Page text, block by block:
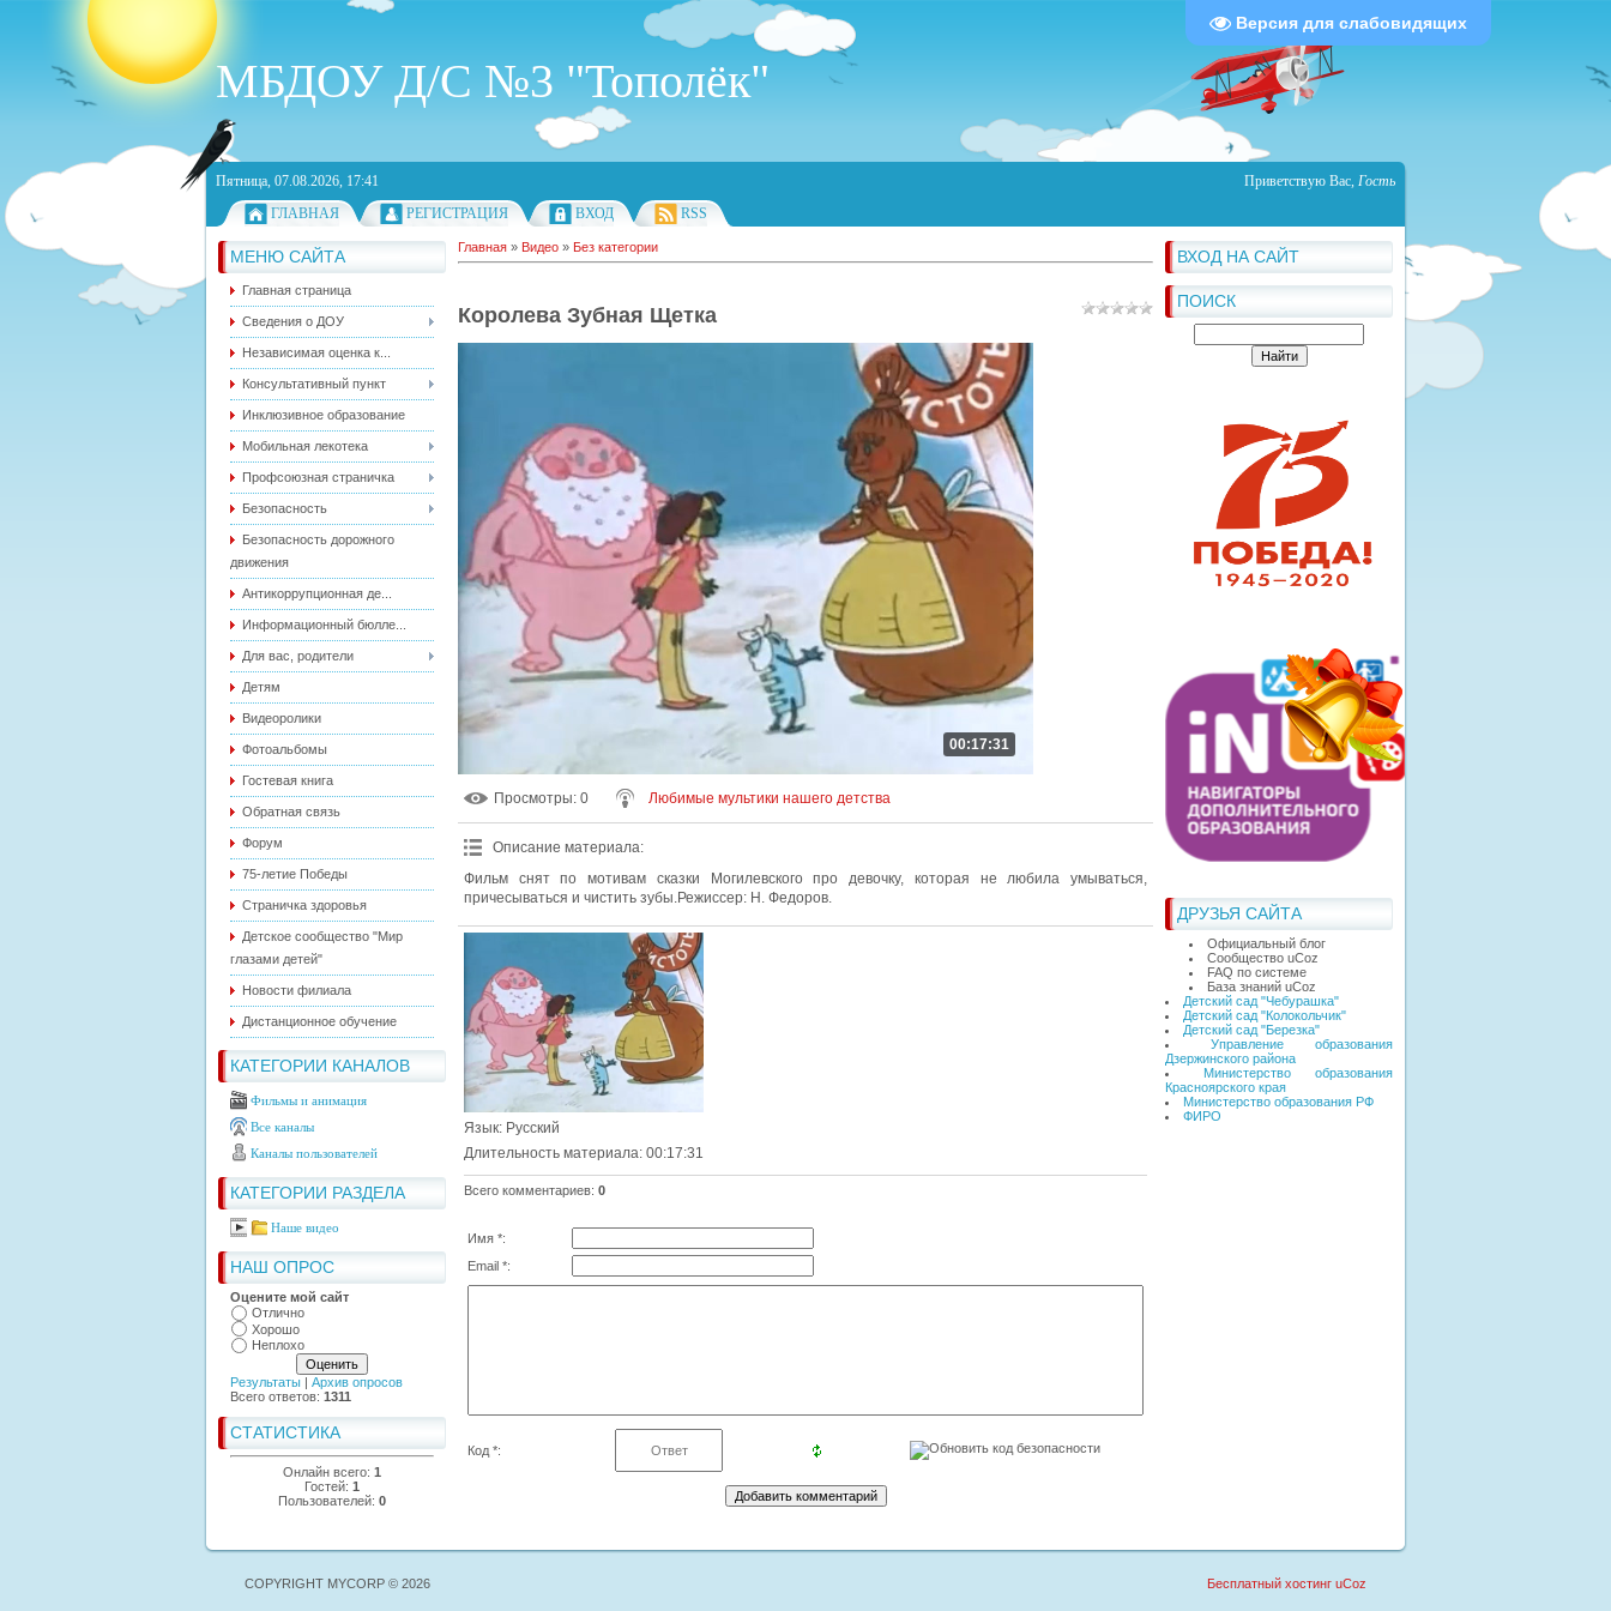
Версия для слабовидящих
МБДОУ Д/С №3 "Тополёк"
Пятница, 07.08.2026, 17:41 Приветствую Вас, Гость
ГЛАВНАЯ
РЕГИСТРАЦИЯ ВХОД RSS
МЕНЮ САЙТА
Главная страница
Сведения о ДОУ
Независимая оценка к...
Консультативный пункт
Инклюзивное образование
Мобильная лекотека
Профсоюзная страничка
Безопасность
Безопасность дорожного
движения
Антикоррупционная де...
Информационный бюлле...
Для вас, родители
Детям
Видеоролики
Фотоальбомы
Гостевая книга
Обратная связь
Форум
75-летие Победы
Страничка здоровья
Детское сообщество "Мир
глазами детей"
Новости филиала
Дистанционное обучение
КАТЕГОРИИ КАНАЛОВ
Фильмы и анимация
Все каналы
Каналы пользователей
КАТЕГОРИИ РАЗДЕЛА
Наше видео
НАШ ОПРОС
Оцените мой сайт
Отлично
Хорошо
Неплохо
Результаты | Архив опросов
Всего ответов: 1311
СТАТИСТИКА
Онлайн всего: 1
Гостей: 1
Пользователей: 0
ВХОД НА САЙТ
ПОИСК
ДРУЗЬЯ САЙТА
Официальный блог
Сообщество uCoz
FAQ по системе
База знаний uCoz
Детский сад "Чебурашка"
Детский сад "Колокольчик"
Детский сад "Березка"
Управление образования
Дзержинского района
Министерство образования
Красноярского края
Министерство образования РФ
ФИРО
Главная » Видео » Без категории
Королева Зубная Щетка
00:17:31
Просмотры: 0 Любимые мультики нашего детства
Описание материала:
Фильм снят по мотивам сказки Могилевского про девочку, которая не любила умываться,
причесываться и чистить зубы.Режиссер: Н. Федоров.
Язык: Русский
Длительность материала: 00:17:31
Всего комментариев: 0
Имя *:
Email *:
Код *:
COPYRIGHT MYCORP © 2026 Бесплатный хостинг uCoz